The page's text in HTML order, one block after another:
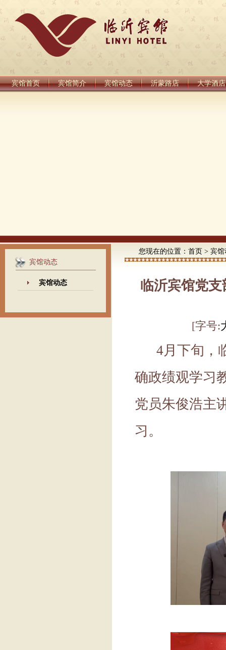
宾馆首页 宾馆简介 宾馆动态 沂蒙路店 大学酒店
宾馆动态
宾馆动态
您现在的位置： 首页 > 宾馆
临沂宾馆党
[字号:
4月下旬，
确政绩观学习
党员朱俊浩主
习。